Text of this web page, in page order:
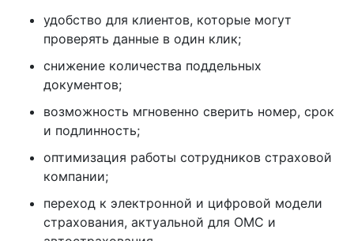
удобство для клиентов, которые могут
проверять данные в один клик;
снижение количества поддельных
документов;
возможность мгновенно сверить номер, срок
и подлинность;
оптимизация работы сотрудников страховой
компании;
переход к электронной и цифровой модели
страхования, актуальной для ОМС и